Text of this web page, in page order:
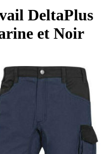
DeltaPlus
et Noir